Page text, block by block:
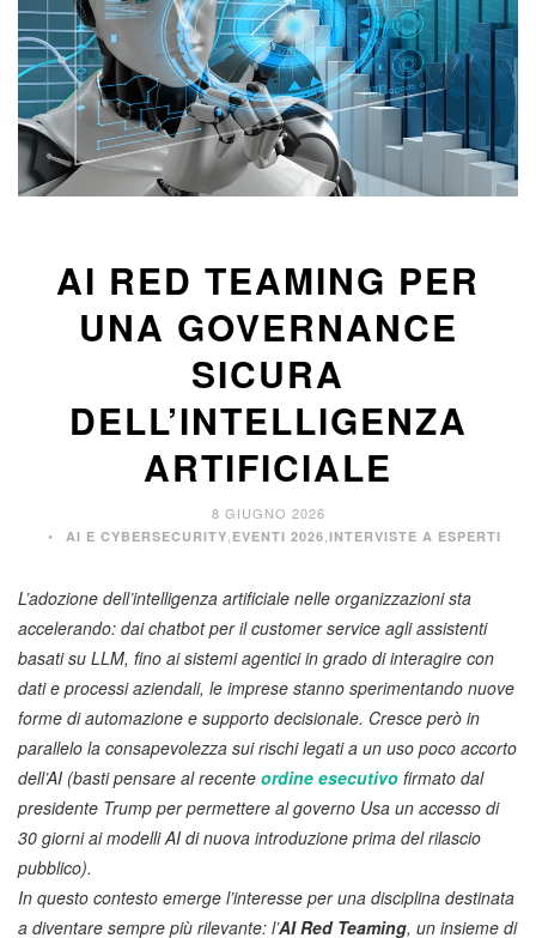
AI RED TEAMING PER
UNA GOVERNANCE
SICURA
DELL’INTELLIGENZA
ARTIFICIALE
8 GIUGNO 2026
AI E CYBERSECURITY EVENTI 2026 INTERVISTE A ESPERTI
L’adozione dell’intelligenza artificiale nelle organizzazioni sta
accelerando: dai chatbot per il customer service agli assistenti
basati su LLM, fino ai sistemi agentici in grado di interagire con
dati e processi aziendali, le imprese stanno sperimentando nuove
forme di automazione e supporto decisionale. Cresce però in
parallelo la consapevolezza sui rischi legati a un uso poco accorto
dell’AI (basti pensare al recente ordine esecutivo firmato dal
presidente Trump per permettere al governo Usa un accesso di
30 giorni ai modelli AI di nuova introduzione prima del rilascio
pubblico).
In questo contesto emerge l’interesse per una disciplina destinata
a diventare sempre più rilevante: l’AI Red Teaming, un insieme di